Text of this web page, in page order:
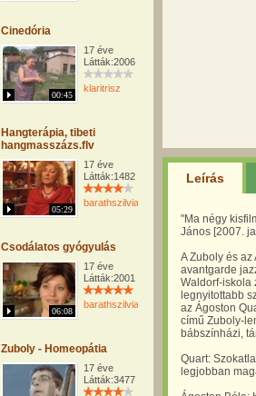
Cinedória
00:45
17 éve
Látták:2006
klaritrisz
Hangterápia, tibeti
hangmasszázs.flv
05:29
17 éve
Látták:1482
barathszilvia
Csodálatos gyógyulás
06:08
17 éve
Látták:2001
barathszilvia
Zuboly - Homeopátia
17 éve
Látták:3477
Leírás
"Ma négy
János [2007.
A Zuboly és
avantgarde
Waldorf-iskola
legnyitottabb
az Ágoston
című Zuboly-
bábszínházi,
Quart:
legjobban